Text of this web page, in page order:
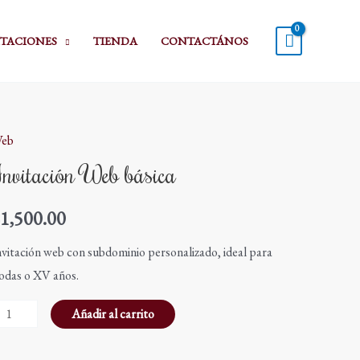
TIENDA CONTACTÁNOS
Web básica
1,500.00
web con subdominio personalizado, ideal para
o XV años.
Añadir al carrito